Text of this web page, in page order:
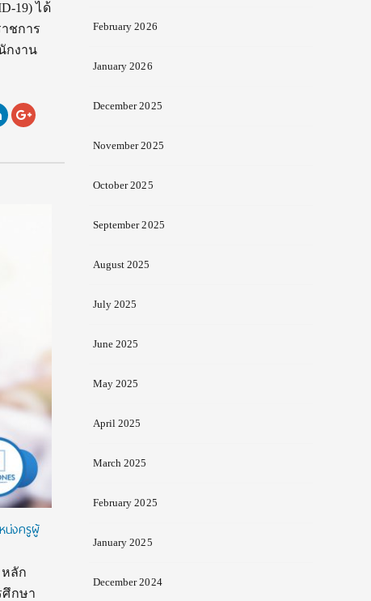
19) ได้
ชการ
กงาน
น่งครูผู้
หลัก
ศึกษา
February 2026
January 2026
December 2025
November 2025
October 2025
September 2025
August 2025
July 2025
June 2025
May 2025
April 2025
March 2025
February 2025
January 2025
December 2024